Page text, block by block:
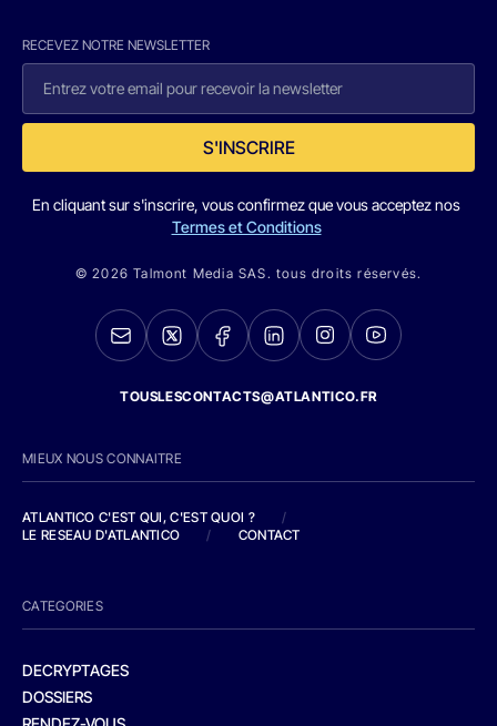
RECEVEZ NOTRE NEWSLETTER
S'INSCRIRE
En cliquant sur s'inscrire, vous confirmez que vous acceptez nos
Termes et Conditions
© 2026 Talmont Media SAS. tous droits réservés.
TOUSLESCONTACTS@ATLANTICO.FR
MIEUX NOUS CONNAITRE
ATLANTICO C'EST QUI, C'EST QUOI ?
/
LE RESEAU D'ATLANTICO
/ CONTACT
CATEGORIES
DECRYPTAGES
DOSSIERS